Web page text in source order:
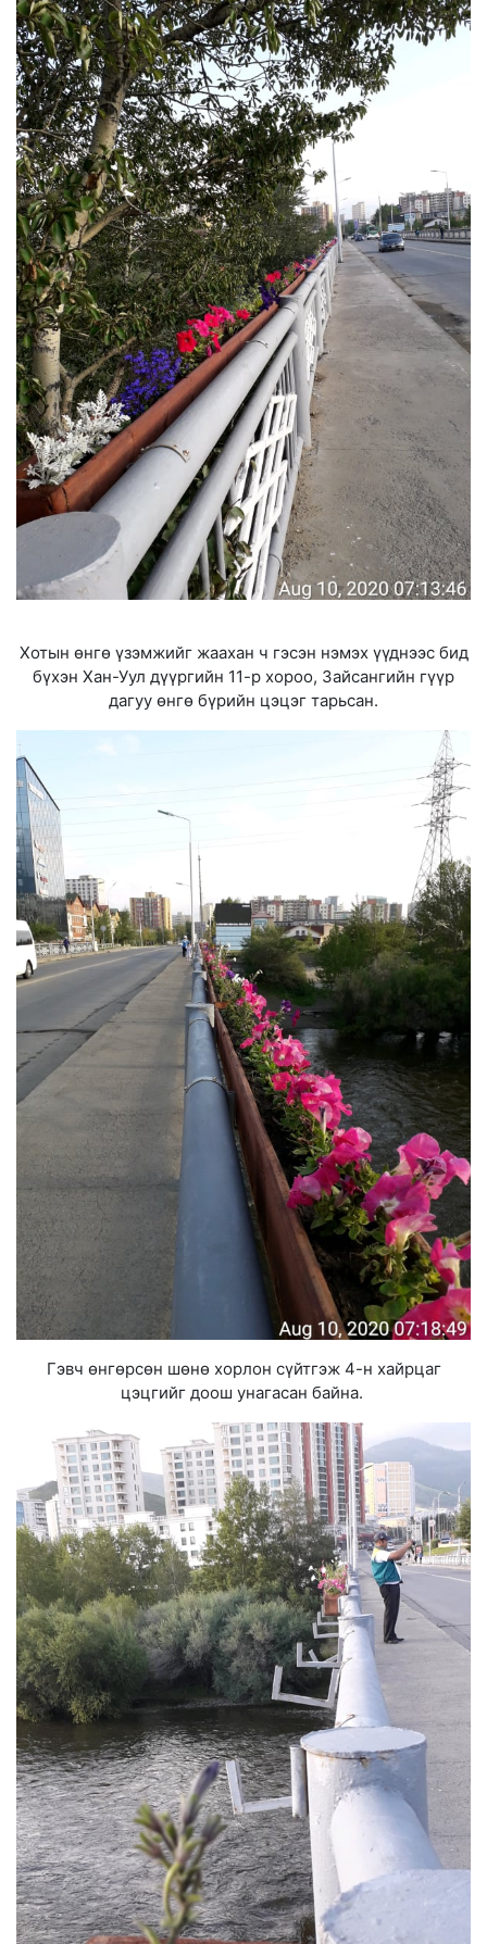
Хотын өнгө үзэмжийг жаахан ч гэсэн нэмэх үүднээс бид
бүхэн Хан-Уул дүүргийн 11-р хороо, Зайсангийн гүүр
дагуу өнгө бүрийн цэцэг тарьсан.
Гэвч өнгөрсөн шөнө хорлон сүйтгэж 4-н хайрцаг
цэцгийг доош унагасан байна.